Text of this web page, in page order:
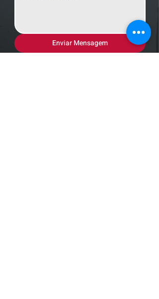
Enviar Mensagem